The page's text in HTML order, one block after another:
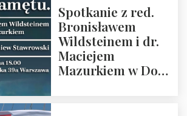
Spotkanie z red.
Bronisławem
Wildsteinem i dr.
Maciejem
Mazurkiem w Domu